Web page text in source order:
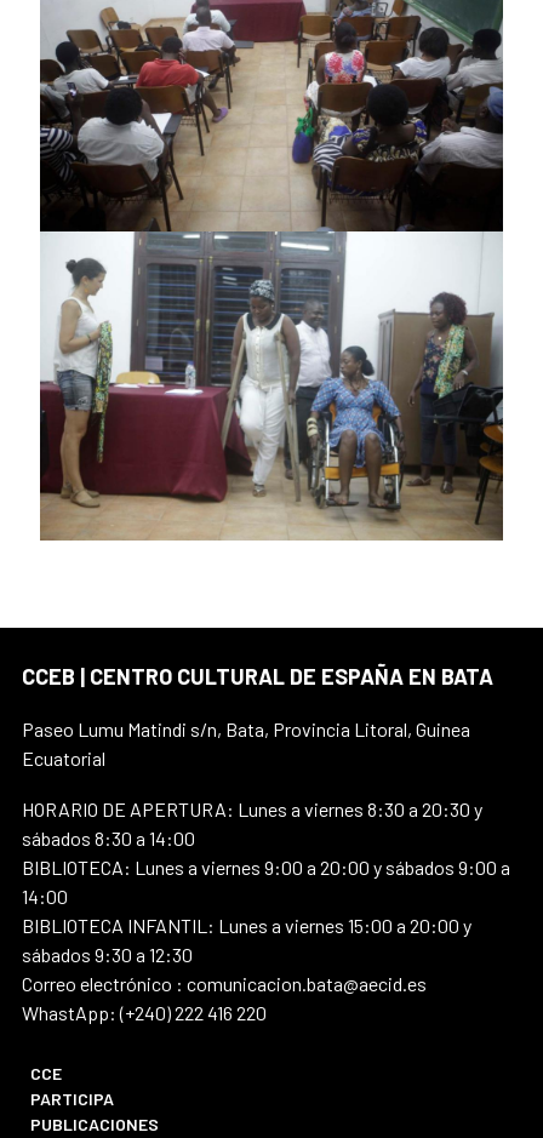
CCEB | CENTRO CULTURAL DE ESPAÑA EN BATA
Paseo Lumu Matindi s/n, Bata, Provincia Litoral, Guinea
Ecuatorial
HORARIO DE APERTURA: Lunes a viernes 8:30 a 20:30 y
sábados 8:30 a 14:00
BIBLIOTECA: Lunes a viernes 9:00 a 20:00 y sábados 9:00 a
14:00
BIBLIOTECA INFANTIL: Lunes a viernes 15:00 a 20:00 y
sábados 9:30 a 12:30
Correo electrónico : comunicacion.bata@aecid.es
WhastApp: (+240) 222 416 220
CCE
PARTICIPA
PUBLICACIONES